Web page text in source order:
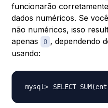
funcionarão
dados numéricos. Se
não numéricos, isso
apenas
0 , dependendo
usando:
SELECT SUM(